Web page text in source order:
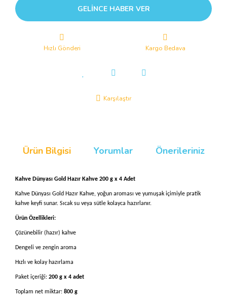
GELİNCE HABER VER
Hızlı Gönderi Kargo Bedava
Karşılaştır
Ürün Bilgisi Yorumlar Önerileriniz
Kahve Dünyası Gold Hazır Kahve 200 g x 4 Adet
Kahve Dünyası Gold Hazır Kahve, yoğun aroması ve yumuşak içimiyle pratik
kahve keyfi sunar. Sıcak su veya sütle kolayca hazırlanır.
Ürün Özellikleri:
Çözünebilir (hazır) kahve
Dengeli ve zengin aroma
Hızlı ve kolay hazırlama
Paket içeriği: 200 g x 4 adet
Toplam net miktar: 800 g